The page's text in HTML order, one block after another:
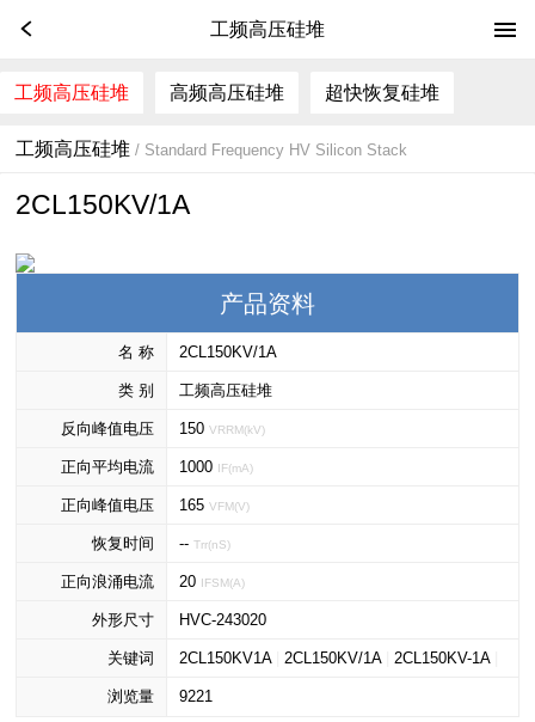
工频高压硅堆
工频高压硅堆 高频高压硅堆 超快恢复硅堆
工频高压硅堆/ Standard Frequency HV Silicon Stack
2CL150KV/1A
产品资料
名 称 2CL150KV/1A
类 别 工频高压硅堆
反向峰值电压 150VRRM(kV)
正向平均电流 1000 IF(mA)
正向峰值电压 165VFM(V)
恢复时间 --Trr(nS)
正向浪涌电流 20 IFSM(A)
外形尺寸 HVC-243020
关键词 2CL150KV1A|2CL150KV/1A|2CL150KV-1A|
150KV
浏览量 9221